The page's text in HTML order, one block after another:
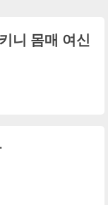
니 몸매 여신